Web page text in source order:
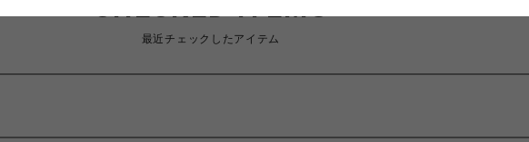
最近チェックしたアイテム